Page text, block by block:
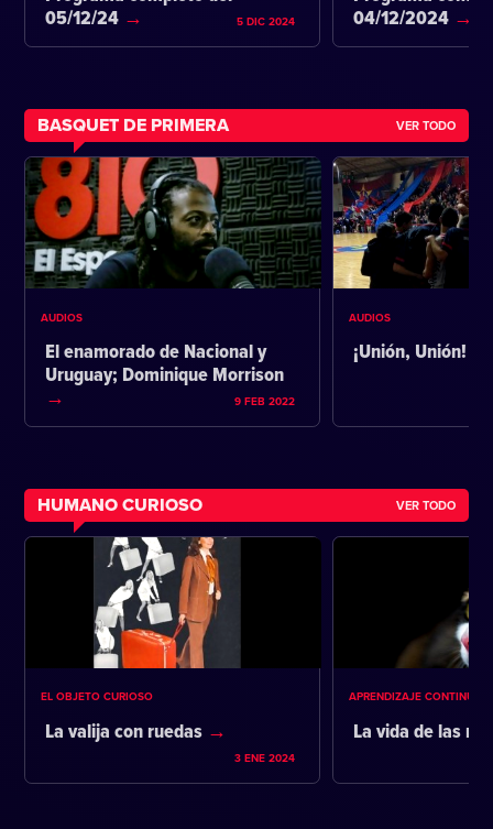
05/12/24
5 DIC 2024
04/12/2024
BASQUET DE PRIMERA VER TODO
AUDIOS
El enamorado de Nacional y
Uruguay; Dominique Morrison
9 FEB 2022
AUDIOS
¡Unión, Unión!
HUMANO CURIOSO VER TODO
EL OBJETO CURIOSO
La valija con ruedas
3 ENE 2024
APRENDIZAJE CONTINUO
La vida de las